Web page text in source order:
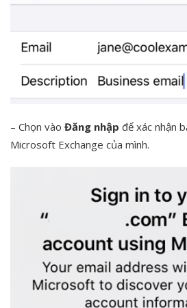
– Chọn vào Đăng nhập để xác nhận
Microsoft Exchange của mình.